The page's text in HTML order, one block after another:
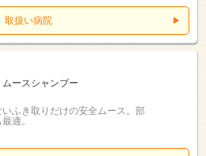
取扱い病院
ースシャンプー
ふき取りだけの安全ムース。部
適。